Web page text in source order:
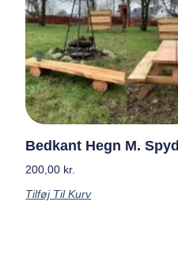
Bedkant Hegn M. Spyd
200,00 kr.
Tilføj Til Kurv